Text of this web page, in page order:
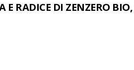
RADICE DI ZENZERO